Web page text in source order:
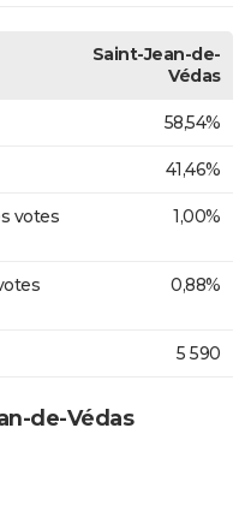
Saint-Jean-de-
Védas
58,54%
41,46%
votes
1,00%
0,88%
5 590
de-Védas